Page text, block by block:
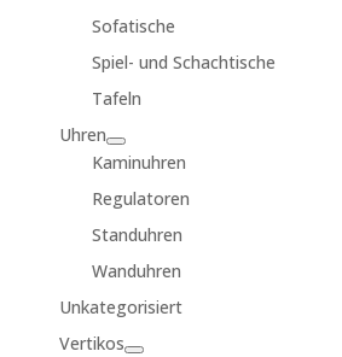
Sofatische
Spiel- und Schachtische
Tafeln
Uhren
Kaminuhren
Regulatoren
Standuhren
Wanduhren
Unkategorisiert
Vertikos